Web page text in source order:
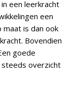
een leerkracht
een
maat is dan ook
Bovendien
goede
steeds overzicht